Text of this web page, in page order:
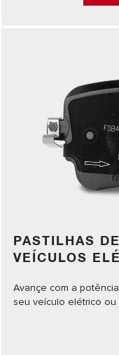
PASTILHAS
VEÍCULOS
Avançe com a
seu veículo elétrico ou